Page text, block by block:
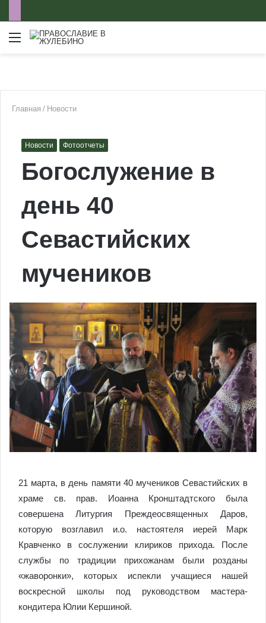
Меню
Главная / Новости
Новости Фотоотчеты
Богослужение в
день 40
Севастийских
мучеников
21 марта, в день памяти 40 мучеников Севастийских в
храме св. прав. Иоанна Кронштадтского была
совершена Литургия Преждеосвященных Даров,
которую возглавил и.о. настоятеля иерей Марк
Кравченко в сослужении клириков прихода. После
службы по традиции прихожанам были розданы
«жаворонки», которых испекли учащиеся нашей
воскресной школы под руководством мастера-
кондитера Юлии Кершиной.